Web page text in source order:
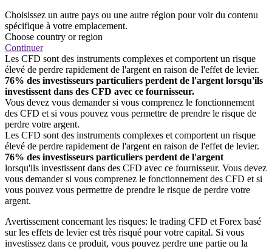
Choisissez un autre pays ou une autre région pour voir du contenu
spécifique à votre emplacement.
Choose country or region
Continuer
Les CFD sont des instruments complexes et comportent un risque
élevé de perdre rapidement de l'argent en raison de l'effet de levier.
76% des investisseurs particuliers perdent de l'argent lorsqu'ils
investissent dans des CFD avec ce fournisseur.
Vous devez vous demander si vous comprenez le fonctionnement
des CFD et si vous pouvez vous permettre de prendre le risque de
perdre votre argent.
Les CFD sont des instruments complexes et comportent un risque
élevé de perdre rapidement de l'argent en raison de l'effet de levier.
76% des investisseurs particuliers perdent de l'argent
lorsqu'ils investissent dans des CFD avec ce fournisseur. Vous devez
vous demander si vous comprenez le fonctionnement des CFD et si
vous pouvez vous permettre de prendre le risque de perdre votre
argent.
Avertissement concernant les risques: le trading CFD et Forex basé
sur les effets de levier est très risqué pour votre capital. Si vous
investissez dans ce produit, vous pouvez perdre une partie ou la